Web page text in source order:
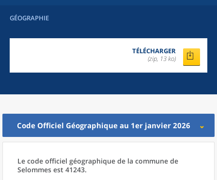
GÉOGRAPHIE
TÉLÉCHARGER
(zip, 13 ko)
Code Officiel Géographique au 1er janvier 2026
Le code officiel géographique de la commune de
Selommes est 41243.